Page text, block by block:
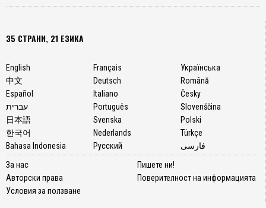
35 СТРАНИ, 21 ЕЗИКА
English
中文
Español
עברית
日本語
한국어
Bahasa Indonesia
Français
Deutsch
Italiano
Português
Svenska
Nederlands
Русский
Українська
Română
Česky
Slovenščina
Polski
Türkçe
فارسی
За нас
Авторски права
Условия за ползване
Пишете ни!
Поверителност на информацията